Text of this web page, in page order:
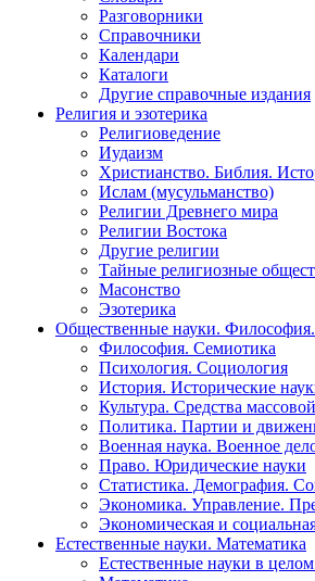
Разговорники
Справочники
Календари
Каталоги
Другие справочные издания
Религия и эзотерика
Религиоведение
Иудаизм
Христианство. Библия.
Ислам (мусульманство)
Религии Древнего мира
Религии Востока
Другие религии
Тайные религиозные
Масонство
Эзотерика
Общественные науки.
Философия. Семиотика
Психология. Социология
История. Исторические
Культура. Средства
Политика. Партии и
Военная наука. Военное
Право. Юридические науки
Статистика. Демография.
Экономика. Управление.
Экономическая и
Естественные науки. Математика
Естественные науки в